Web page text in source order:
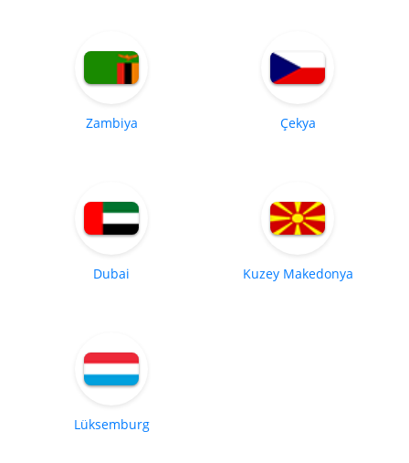
Zambiya Çekya
Dubai Kuzey Makedonya
Lüksemburg